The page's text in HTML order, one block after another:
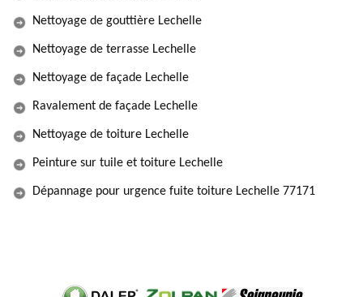
Nettoyage de gouttière Lechelle
Nettoyage de terrasse Lechelle
Nettoyage de façade Lechelle
Ravalement de façade Lechelle
Nettoyage de toiture Lechelle
Peinture sur tuile et toiture Lechelle
Dépannage pour urgence fuite toiture Lechelle 77171